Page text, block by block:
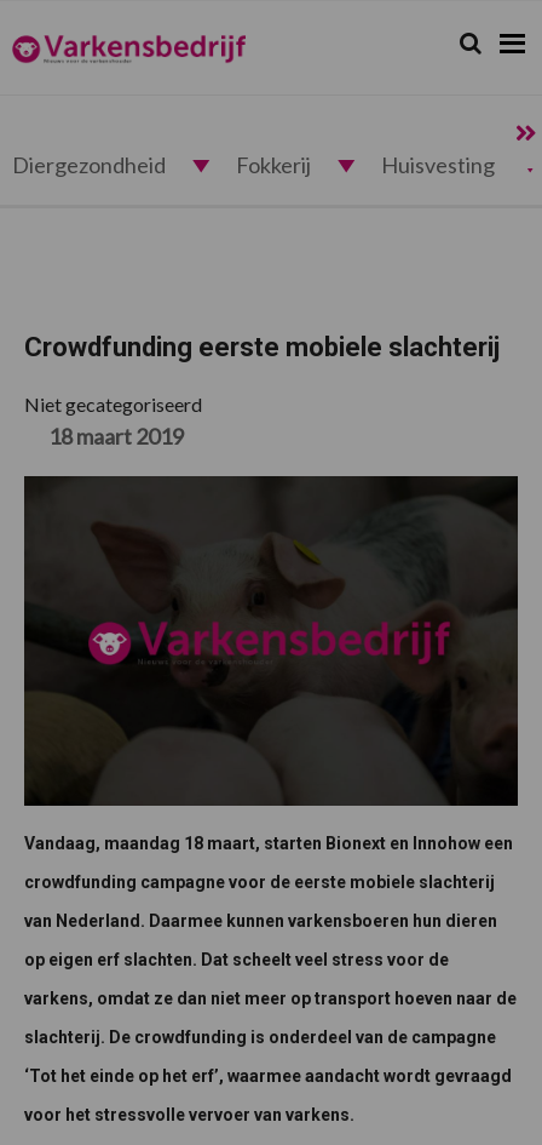
de
hoofdnavigatie
de
hoofd
de
eerste
de
voettekst
Varkensbedrijf.nl Zoeken...
Zoek
Diergezondheid Fokkerij Huisvesting
Crowdfunding eerste mobiele slachterij
Niet gecategoriseerd
18 maart 2019
Vandaag, maandag 18 maart, starten Bionext en Innohow een
crowdfunding campagne voor de eerste mobiele slachterij
van Nederland. Daarmee kunnen varkensboeren hun dieren
op eigen erf slachten. Dat scheelt veel stress voor de
varkens, omdat ze dan niet meer op transport hoeven naar de
slachterij. De crowdfunding is onderdeel van de campagne
‘Tot het einde op het erf’, waarmee aandacht wordt gevraagd
voor het stressvolle vervoer van varkens.